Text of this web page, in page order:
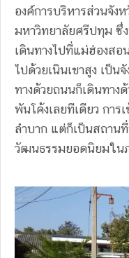
องค์การบริหารส่วนจั
มหาวิทยาลัยศรีปทุม ซึ่
เดินทางไปที่แม่ฮ่องสอ
ไปด้วยเนินเขาสูง เป็น
ทางด้วยถนนก็เดินทาง
พันโค้งเลยทีเดียว การ
ลำบาก แต่ก็เป็นสถาน
วัฒนธรรมยอดนิยมใน